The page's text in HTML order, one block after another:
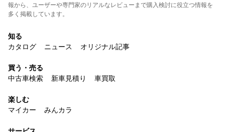
報から、ユーザーや専門家のリアルなレビューまで購入検討に役立つ情報を
多く掲載しています。
知る
カタログ
ニュース オリジナル記事
買う・売る
中古車検索
新車見積り 車買取
楽しむ
マイカー
みんカラ